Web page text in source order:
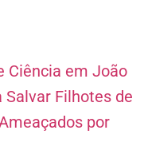
Ciência em João
Salvar Filhotes de
por